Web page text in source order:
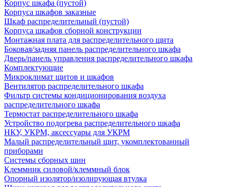
Корпус шкафа (пустой)
Корпуса шкафов заказные
Шкаф распределительный (пустой)
Корпуса шкафов сборной конструкции
Монтажная плата для распределительного щита
Боковая/задняя панель распределительного шкафа
Дверь/панель управления распределительного шкафа
Комплектующие
Микроклимат щитов и шкафов
Вентилятор распределительного шкафа
Фильтр системы кондиционирования воздуха
распределительного шкафа
Термостат распределительного шкафа
Устройство подогрева распределительного шкафа
НКУ, УКРМ, аксессуары для УКРМ
Малый распределительный щит, укомплектованный
приборами
Системы сборных шин
Клеммник силовой/клеммный блок
Опорный изолятор/изолирующая втулка